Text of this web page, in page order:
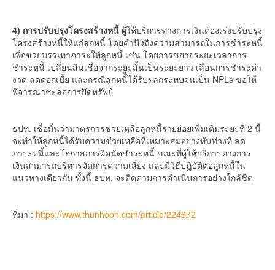
4) การปรับปรุงโครงสร้างหนี้ ผู้ให้บริการทางการเงินต้องเร่งปรับปรุง
โครงสร้างหนี้ให้แก่ลูกหนี้ โดยคำนึงถึงความสามารถในการชำระหนี้
เพื่อช่วยบรรเทาภาระให้ลูกหนี้ เช่น โดยการขยายระยะเวลาการ
ชำระหนี้ เปลี่ยนสินเชื่อจากระยะสั้นเป็นระยะยาว เลื่อนการชำระค่า
งวด ลดดอกเบี้ย และกรณีลูกหนี้ี่ได้รับผลกระทบจนเป็น NPLs ขอให้
พิจารณาชะลอการยึดทรัพย์
ธปท. เชื่อมั่นว่ามาตรการช่วยเหลือลูกหนี้รายย่อยเพิ่มเติมระยะที่ 2 นี้
จะทำให้ลูกหนี้ได้รับความช่วยเหลือที่เหมาะสมอย่างทันท่วงที ลด
ภาระหนี้และโอกาสการผิดนัดชำระหนี้ ขณะที่ผู้ให้บริการทางการ
เงินสามารถบริหารจัดการความเสี่ยง และมีวิธีปฏิบัติต่อลูกหนี้ใน
แนวทางเดียวกัน ทั้งนี้ ธปท. จะติดตามการดำเนินการอย่างใกล้ชิด
ที่มา : https://www.thunhoon.com/article/224672